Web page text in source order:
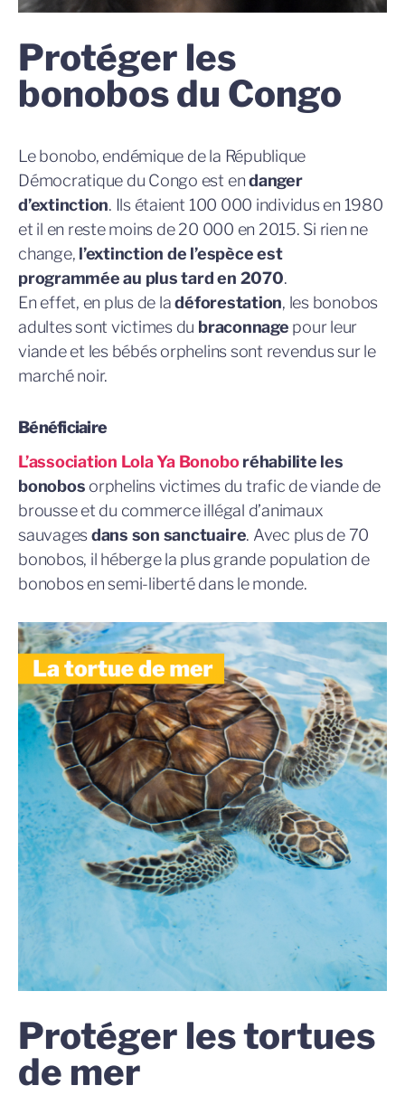
Protéger les
bonobos du Congo
Le bonobo, endémique de la République
Démocratique du Congo est endanger
d’extinction. Ils étaient 100 000 individus en 1980
et il en reste moins de 20 000 en 2015. Si rien ne
change, l’extinction de l’espèce est
programmée au plus tard en 2070.
En effet, en plus de ladéforestation, les bonobos
adultes sont victimes du braconnage pour leur
viande et les bébés orphelins sont revendus sur le
marché noir.
Bénéficiaire
L’association Lola Ya Bonoboréhabilite les
bonobos orphelins victimes du trafic de viande de
brousse et du commerce illégal d’animaux
sauvagesdans son sanctuaire. Avec plus de 70
bonobos, il héberge la plus grande population de
bonobos en semi-liberté dans le monde.
Protéger les tortues
de mer